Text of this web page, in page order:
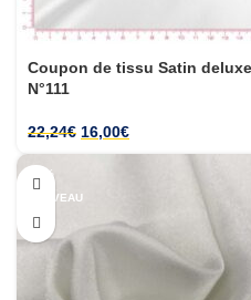
Coupon de tissu Satin
N°111
22,24€ 16,00€
-29%
NOUVEAU